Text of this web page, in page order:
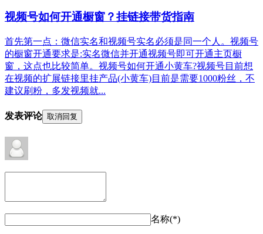
视频号如何开通橱窗？挂链接带货指南
首先第一点：微信实名和视频号实名必须是同一个人。视频号
的橱窗开通要求是:实名微信并开通视频号即可开通主页橱
窗，这点也比较简单。视频号如何开通小黄车?视频号目前想
在视频的扩展链接里挂产品(小黄车)目前是需要1000粉丝，不
建议刷粉，多发视频就...
发表评论 取消回复
名称(*)